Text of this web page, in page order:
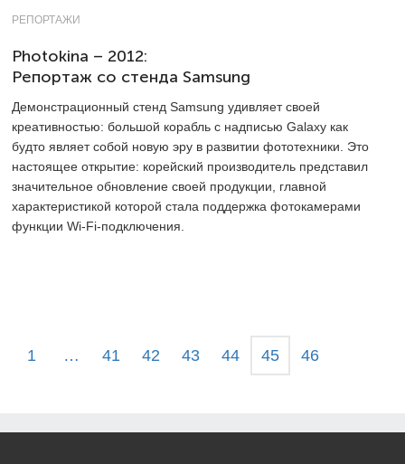
РЕПОРТАЖИ
Photokina – 2012:
Репортаж со стенда Samsung
Демонстрационный стенд Samsung удивляет своей
креативностью: большой корабль с надписью Galaxy как
будто являет собой новую эру в развитии фототехники. Это
настоящее открытие: корейский производитель представил
значительное обновление своей продукции, главной
характеристикой которой стала поддержка фотокамерами
функции Wi-Fi-подключения.
1 … 41 42 43 44 45 46